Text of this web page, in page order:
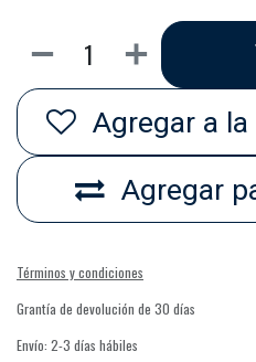
Agregar
Agregar a
Términos y condiciones
Grantía de devolución de 30 días
Envío: 2-3 días hábiles